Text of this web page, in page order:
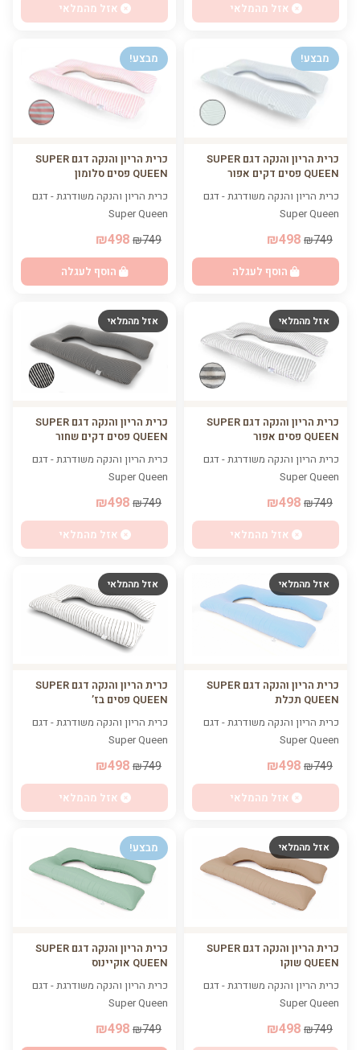
אזל מהמלאי אזל מהמלאי
מבצע!
כרית הריון והנקה דגם SUPER
QUEEN פסים דקים אפור
כרית הריון והנקה משודרגת - דגם
Super Queen
₪749
הוסף לעגלה
מבצע!
כרית הריון והנקה דגם SUPER
QUEEN פסים סלומון
כרית הריון והנקה משודרגת - דגם
Super Queen
₪749
הוסף לעגלה
אזל מהמלאי
כרית הריון והנקה דגם SUPER
QUEEN פסים אפור
כרית הריון והנקה משודרגת - דגם
Super Queen
₪749
אזל מהמלאי
אזל מהמלאי
כרית הריון והנקה דגם SUPER
QUEEN פסים דקים שחור
כרית הריון והנקה משודרגת - דגם
Super Queen
₪749
אזל מהמלאי
אזל מהמלאי
כרית הריון והנקה דגם SUPER
QUEEN תכלת
כרית הריון והנקה משודרגת - דגם
Super Queen
₪749
אזל מהמלאי
אזל מהמלאי
כרית הריון והנקה דגם SUPER
QUEEN פסים בז’
כרית הריון והנקה משודרגת - דגם
Super Queen
₪749
אזל מהמלאי
אזל מהמלאי
כרית הריון והנקה דגם SUPER
QUEEN שוקו
כרית הריון והנקה משודרגת - דגם
Super Queen
₪749
מבצע!
כרית הריון והנקה דגם SUPER
QUEEN אוקיינוס
כרית הריון והנקה משודרגת - דגם
Super Queen
₪749